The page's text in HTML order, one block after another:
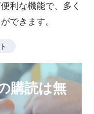
利な機能で、多く
できます。
購読は無